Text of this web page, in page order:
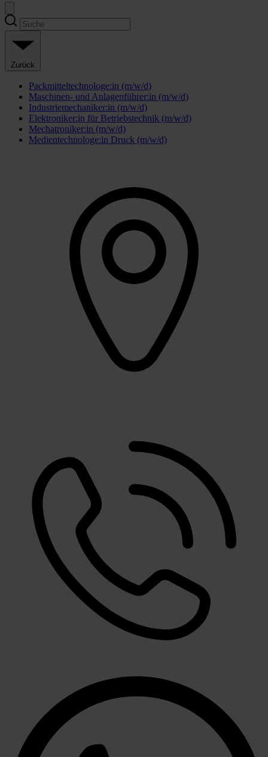
Zurück
Packmitteltechnologe:in (m/w/d)
Maschinen- und Anlagenführer:in (m/w/d)
Industriemechaniker:in (m/w/d)
Elektroniker:in für Betriebstechnik (m/w/d)
Mechatroniker:in (m/w/d)
Medientechnologe:in Druck (m/w/d)